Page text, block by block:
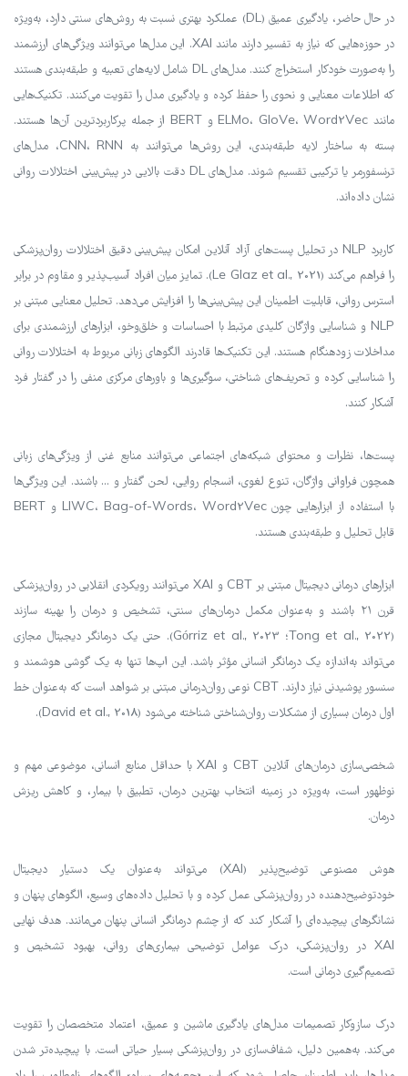
در حال حاضر، یادگیری عمیق (DL) عملکرد بهتری نسبت به روش‌های سنتی دارد، به‌ویژه
در حوزه‌هایی که نیاز به تفسیر دارند مانند XAI. این مدل‌ها می‌توانند ویژگی‌های ارزشمند
را به‌صورت خودکار استخراج کنند. مدل‌های DL شامل لایه‌های تعبیه و طبقه‌بندی هستند
که اطلاعات معنایی و نحوی را حفظ کرده و یادگیری مدل را تقویت می‌کنند. تکنیک‌هایی
مانند ELMo، GloVe، Word2Vec و BERT از جمله پرکاربردترین آن‌ها هستند.
بسته به ساختار لایه طبقه‌بندی، این روش‌ها می‌توانند به CNN، RNN، مدل‌های
ترنسفورمر یا ترکیبی تقسیم شوند. مدل‌های DL دقت بالایی در پیش‌بینی اختلالات روانی
نشان داده‌اند.
کاربرد NLP در تحلیل پست‌های آزاد آنلاین امکان پیش‌بینی دقیق اختلالات روان‌پزشکی
را فراهم می‌کند (Le Glaz et al., 2021). تمایز میان افراد آسیب‌پذیر و مقاوم در برابر
استرس روانی، قابلیت اطمینان این پیش‌بینی‌ها را افزایش می‌دهد. تحلیل معنایی مبتنی بر
NLP و شناسایی واژگان کلیدی مرتبط با احساسات و خلق‌وخو، ابزارهای ارزشمندی برای
مداخلات زودهنگام هستند. این تکنیک‌ها قادرند الگوهای زبانی مربوط به اختلالات روانی
را شناسایی کرده و تحریف‌های شناختی، سوگیری‌ها و باورهای مرکزی منفی را در گفتار فرد
آشکار کنند.
پست‌ها، نظرات و محتوای شبکه‌های اجتماعی می‌توانند منابع غنی از ویژگی‌های زبانی
همچون فراوانی واژگان، تنوع لغوی، انسجام روایی، لحن گفتار و ... باشند. این ویژگی‌ها
با استفاده از ابزارهایی چون LIWC، Bag-of-Words، Word2Vec و BERT
قابل تحلیل و طبقه‌بندی هستند.
ابزارهای درمانی دیجیتال مبتنی بر CBT و XAI می‌توانند رویکردی انقلابی در روان‌پزشکی
قرن ۲۱ باشند و به‌عنوان مکمل درمان‌های سنتی، تشخیص و درمان را بهینه سازند
(Tong et al., 2022؛ Górriz et al., 2023). حتی یک درمانگر دیجیتال مجازی
می‌تواند به‌اندازه یک درمانگر انسانی مؤثر باشد. این اپ‌ها تنها به یک گوشی هوشمند و
سنسور پوشیدنی نیاز دارند. CBT نوعی روان‌درمانی مبتنی بر شواهد است که به‌عنوان خط
اول درمان بسیاری از مشکلات روان‌شناختی شناخته می‌شود (David et al., 2018).
شخصی‌سازی درمان‌های آنلاین CBT و XAI با حداقل منابع انسانی، موضوعی مهم و
نوظهور است، به‌ویژه در زمینه انتخاب بهترین درمان، تطبیق با بیمار، و کاهش ریزش
درمان.
هوش مصنوعی توضیح‌پذیر (XAI) می‌تواند به‌عنوان یک دستیار دیجیتال
خودتوضیح‌دهنده در روان‌پزشکی عمل کرده و با تحلیل داده‌های وسیع، الگوهای پنهان و
نشانگرهای پیچیده‌ای را آشکار کند که از چشم درمانگر انسانی پنهان می‌مانند. هدف نهایی
XAI در روان‌پزشکی، درک عوامل توضیحی بیماری‌های روانی، بهبود تشخیص و
تصمیم‌گیری درمانی است.
درک سازوکار تصمیمات مدل‌های یادگیری ماشین و عمیق، اعتماد متخصصان را تقویت
می‌کند. به‌همین دلیل، شفاف‌سازی در روان‌پزشکی بسیار حیاتی است. با پیچیده‌تر شدن